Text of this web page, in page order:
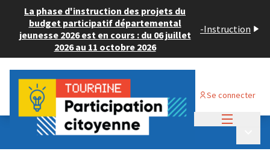
La phase d'instruction des projets du
budget participatif départemental
jeunesse 2026 est en cours : du 06 juillet
2026 au 11 octobre 2026
-Instruction
Se connecter
Budget Participatif JEUNESSE 2024
💡 Consulter les projets déposés